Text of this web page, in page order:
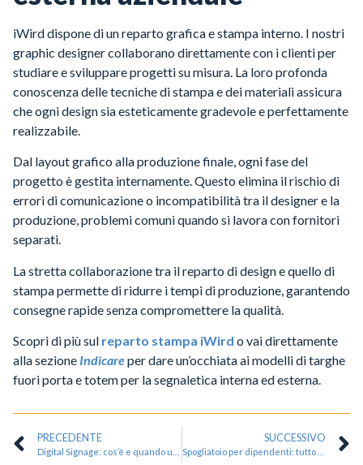
iWird dispone di un reparto grafica e stampa interno. I nostri
graphic designer collaborano direttamente con i clienti per
studiare e sviluppare progetti su misura. La loro profonda
conoscenza delle tecniche di stampa e dei materiali assicura
che ogni design sia esteticamente gradevole e perfettamente
realizzabile.
Dal layout grafico alla produzione finale, ogni fase del
progetto è gestita internamente. Questo elimina il rischio di
errori di comunicazione o incompatibilità tra il designer e la
produzione, problemi comuni quando si lavora con fornitori
separati.
La stretta collaborazione tra il reparto di design e quello di
stampa permette di ridurre i tempi di produzione, garantendo
consegne rapide senza compromettere la qualità.
Scopri di più sul reparto stampa iWird o vai direttamente
alla sezione Indicareper dare un’occhiata ai modelli di targhe
fuori porta e totem per la segnaletica interna ed esterna.
PRECEDENTE SUCCESSIVO